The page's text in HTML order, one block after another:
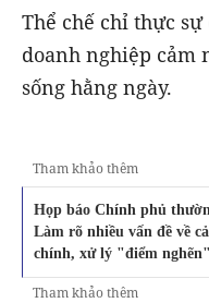
Thể chế chỉ thực
doanh nghiệp cảm
sống hằng ngày.
Tham khảo thêm
Họp báo Chính phủ
Làm rõ nhiều vấn đề về
chính, xử lý "điểm
Tham khảo thêm